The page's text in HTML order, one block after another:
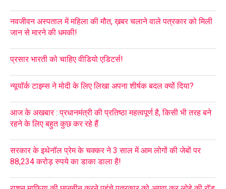
नवजीवन अस्पताल में महिला की मौत, ख़बर चलाने वाले पत्रकार को मिली
जान से मारने की धमकी!
प्रसार भारती को चाहिए वीडियो एडिटर्स!
न्यूयॉर्क टाइम्स ने मोदी के लिए लिखा अपना शीर्षक बदल क्यों दिया?
आज के अखबार : प्रधानमंत्री की प्रतिष्ठा महत्वपूर्ण है, किसी भी तरह बने
रहने के लिए बहुत कुछ कर रहे हैं
सरकार के इथेनॉल प्रेम के चक्कर ने 3 साल में आम लोगों की जेबों पर
88,234 करोड़ रुपये का डाका डाला है!